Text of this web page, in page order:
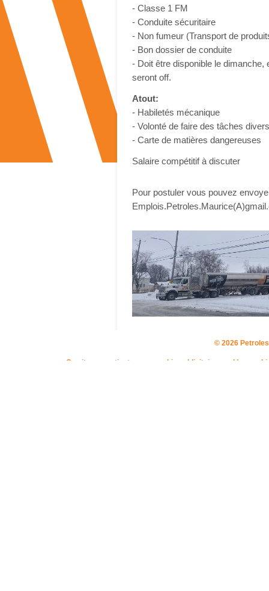
- Classe 1 FM
- Conduite sécuritaire
- Non fumeur (Transport de
- Bon dossier de conduite
- Doit être disponible le
seront off.
Atout:
- Habiletés mécanique
- Volonté de faire des tâches
- Carte de matières dangereuses
Salaire compétitif à discuter
Pour postuler vous pouvez
© 2026
Ce site ne contient aucun cookie publicitaire, seul les